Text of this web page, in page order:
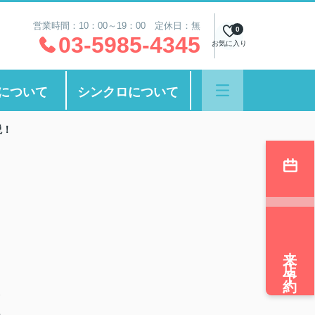
営業時間：10：00～19：00 定休日：無
03-5985-4345 お気に入り
0
ついて シンクロについて
来店予約